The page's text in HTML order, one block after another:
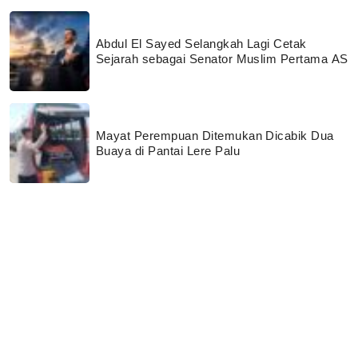
Abdul El Sayed Selangkah Lagi Cetak
Sejarah sebagai Senator Muslim Pertama AS
Mayat Perempuan Ditemukan Dicabik Dua
Buaya di Pantai Lere Palu